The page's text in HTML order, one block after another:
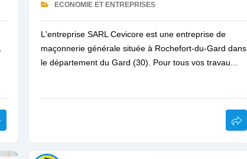
ECONOMIE ET ENTREPRISES
L'entreprise SARL Cevicore est une entreprise de
maçonnerie générale située à Rochefort-du-Gard dans
le département du Gard (30). Pour tous vos travau...